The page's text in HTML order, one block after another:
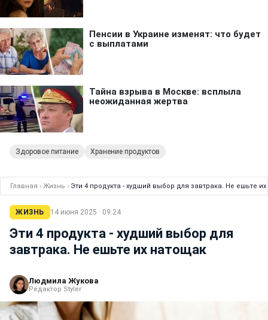
Здоровое питание Хранение продуктов
Главная › Жизнь › Эти 4 продукта - худший выбор для завтрака. Не ешьте
ЖИЗНЬ 14 июня 2025 · 09:24
Эти 4 продукта - худший выбор для
завтрака. Не ешьте их натощак
Людмила Жукова
Редактор Styler